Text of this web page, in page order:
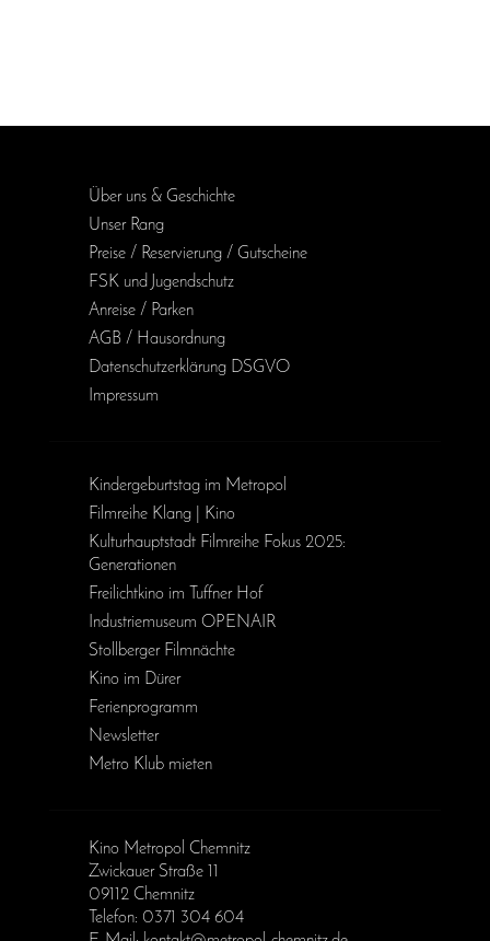
Über uns & Geschichte
Unser Rang
Preise / Reservierung / Gutscheine
FSK und Jugendschutz
Anreise / Parken
AGB / Haus­ordnung
Daten­schutz­erklärung DSGVO
Impressum
Kinder­geburts­tag im Metropol
Filmreihe Klang | Kino
Kulturhauptstadt Filmreihe Fokus 2025:
Generationen
Freilichtkino im Tuffner Hof
Industriemuseum OPENAIR
Stollberger Filmnächte
Kino im Dürer
Ferienprogramm
Newsletter
Metro Klub mieten
Kino Metropol Chemnitz
Zwickauer Straße 11
09112 Chemnitz
Telefon: 0371 304 604